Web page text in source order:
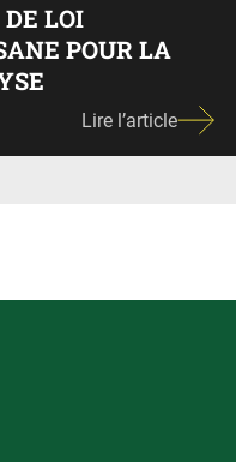
LOI
POUR LA
Lire l’article